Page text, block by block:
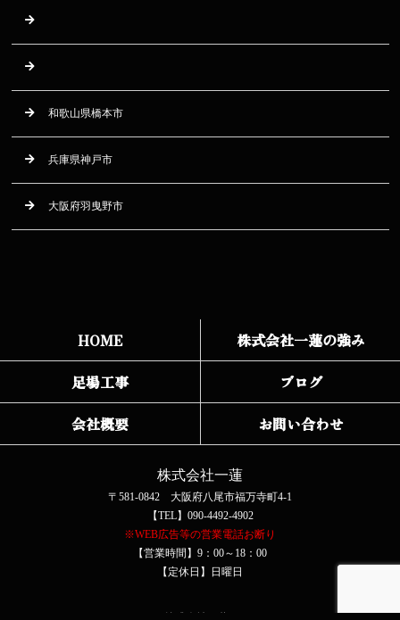
和歌山県橋本市
兵庫県神戸市
大阪府羽曳野市
HOME
株式会社一蓮の強み
足場工事
ブログ
会社概要
お問い合わせ
株式会社一蓮
〒581-0842 大阪府八尾市福万寺町4-1
【TEL】090-4492-4902
※WEB広告等の営業電話お断り
【営業時間】9：00～18：00
【定休日】日曜日